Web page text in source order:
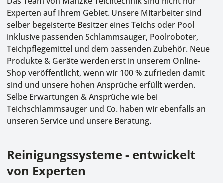
Experten auf Ihrem Gebiet. Unsere Mitarbeiter sind
selber begeisterte Besitzer eines Teichs oder Pool
inklusive passenden Schlammsauger, Poolroboter,
Teichpflegemittel und dem passenden Zubehör. Neue
Produkte & Geräte werden erst in unserem Online-
Shop veröffentlicht, wenn wir 100 % zufrieden damit
sind und unsere hohen Ansprüche erfüllt werden.
Selbe Erwartungen & Ansprüche wie bei
Teichschlammsauger und Co. haben wir ebenfalls an
unseren Service und unsere Beratung.
Reinigungssysteme - entwickelt
von Experten